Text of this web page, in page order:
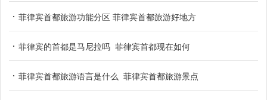
菲律宾首都旅游功能分区 菲律宾首都旅游好地方
菲律宾的首都是马尼拉吗 菲律宾首都现在如何
菲律宾首都旅游语言是什么 菲律宾首都旅游景点